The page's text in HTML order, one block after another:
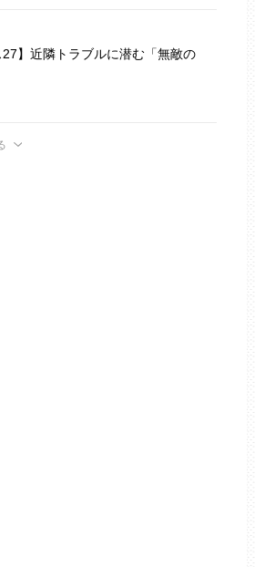
】近隣トラブルに潜む「無敵の